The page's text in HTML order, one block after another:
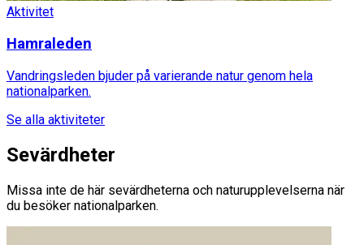
Aktivitet
Hamraleden
Vandringsleden bjuder på varierande natur genom hela
nationalparken.
Se alla aktiviteter
Sevärdheter
Missa inte de här sevärdheterna och naturupplevelserna när
du besöker nationalparken.